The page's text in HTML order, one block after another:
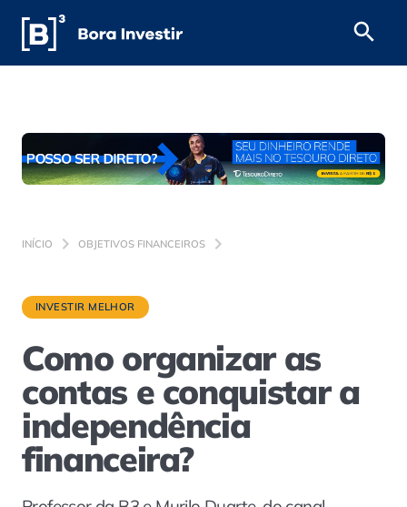
INÍCIO OBJETIVOS FINANCEIROS
INVESTIR MELHOR
Como organizar as
contas e conquistar a
independência
financeira?